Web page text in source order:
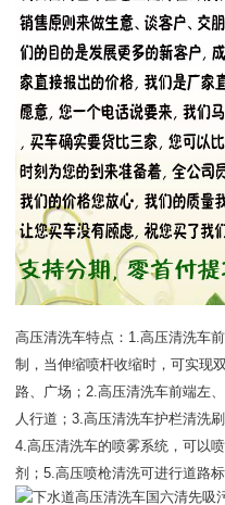
高压清洗车特点：1.高压清洗车
制，当伸缩喷杆收缩时，可实现
路、广场；2.高压清洗车前端左
人行道；3.高压清洗车护栏清洗
4.高压清洗车的喷雾系统，可以
剂；5.高压喷枪清洗可进行道路